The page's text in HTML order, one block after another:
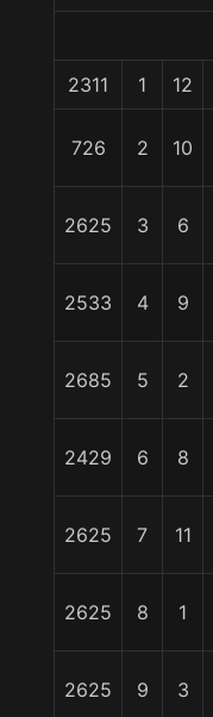
2311 1 12
726 2 10
2625 3 6
2533 4 9
2685 5 2
2429 6 8
2625 7 11
2625 8 1
2625 9 3